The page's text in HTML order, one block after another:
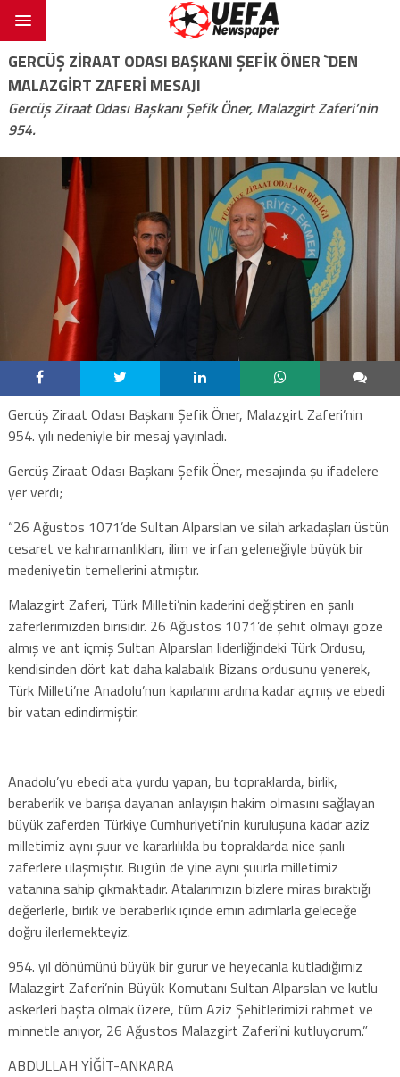
GERCÜŞ ZİRAAT ODASI BAŞKANI ŞEFİK ÖNER `DEN
MALAZGİRT ZAFERİ MESAJI
Gercüş Ziraat Odası Başkanı Şefik Öner, Malazgirt Zaferi’nin
954.
Gercüş Ziraat Odası Başkanı Şefik Öner, Malazgirt Zaferi’nin
954. yılı nedeniyle bir mesaj yayınladı.
Gercüş Ziraat Odası Başkanı Şefik Öner, mesajında şu ifadelere
yer verdi;
“26 Ağustos 1071’de Sultan Alparslan ve silah arkadaşları üstün
cesaret ve kahramanlıkları, ilim ve irfan geleneğiyle büyük bir
medeniyetin temellerini atmıştır.
Malazgirt Zaferi, Türk Milleti’nin kaderini değiştiren en şanlı
zaferlerimizden birisidir. 26 Ağustos 1071’de şehit olmayı göze
almış ve ant içmiş Sultan Alparslan liderliğindeki Türk Ordusu,
kendisinden dört kat daha kalabalık Bizans ordusunu yenerek,
Türk Milleti’ne Anadolu’nun kapılarını ardına kadar açmış ve ebedi
bir vatan edindirmiştir.
Anadolu’yu ebedi ata yurdu yapan, bu topraklarda, birlik,
beraberlik ve barışa dayanan anlayışın hakim olmasını sağlayan
büyük zaferden Türkiye Cumhuriyeti’nin kuruluşuna kadar aziz
milletimiz aynı şuur ve kararlılıkla bu topraklarda nice şanlı
zaferlere ulaşmıştır. Bugün de yine aynı şuurla milletimiz
vatanına sahip çıkmaktadır. Atalarımızın bizlere miras bıraktığı
değerlerle, birlik ve beraberlik içinde emin adımlarla geleceğe
doğru ilerlemekteyiz.
954. yıl dönümünü büyük bir gurur ve heyecanla kutladığımız
Malazgirt Zaferi’nin Büyük Komutanı Sultan Alparslan ve kutlu
askerleri başta olmak üzere, tüm Aziz Şehitlerimizi rahmet ve
minnetle anıyor, 26 Ağustos Malazgirt Zaferi’ni kutluyorum.”
ABDULLAH YİĞİT-ANKARA